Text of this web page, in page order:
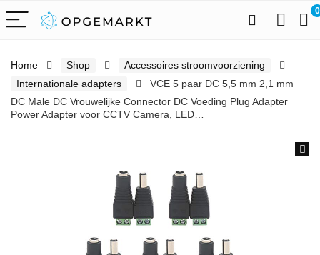
0
Home Shop
Accessoires stroomvoorziening
Internationale adapters
VCE 5 paar DC 5,5 mm 2,1 mm
DC Male DC Vrouwelijke Connector DC Voeding Plug Adapter
Power Adapter voor CCTV Camera, LED…